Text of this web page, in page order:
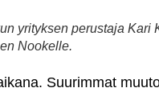
yrityksen perustaja Kari
Nookelle.
Suurimmat